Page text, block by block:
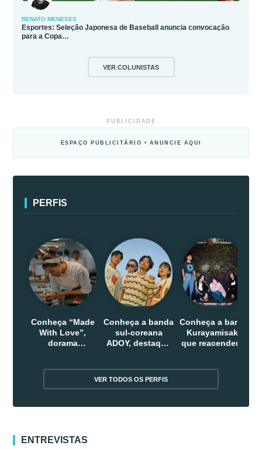
RENATO MENESES
Esportes: Seleção Japonesa de Baseball anuncia convocação
para a Copa…
VER COLUNISTAS
PUBLICIDADE
ESPAÇO PUBLICITÁRIO • ANUNCIE AQUI
PERFIS
Conheça “Made
With Love”,
dorama
Conheça a banda
sul-coreana
ADOY, destaque
Conheça a banda
Kurayamisaka
que reacendeu o
VER TODOS OS PERFIS
ENTREVISTAS